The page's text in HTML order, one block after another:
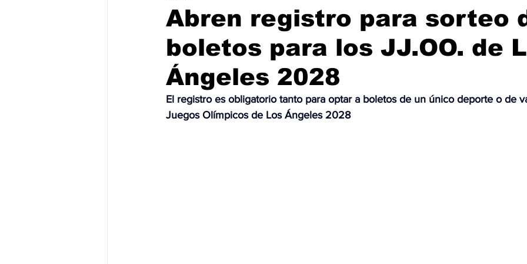
DEPORTES DEPORTES CIENCIA Y TECNOLOGÍA ENTRETENIMIENTO
ESTADOS-POLÍTICA ENTRETENIMIENTO JALISCO-ENRIQUE ALFARO JALISCO-
Abren registro para sorteo
boletos para los JJ.OO. de
Ángeles 2028
El registro es obligatorio tanto para optar a boletos de un único deporte o de
Juegos Olímpicos de Los Ángeles 2028